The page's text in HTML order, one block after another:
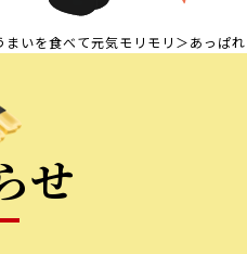
まいを食べて元気モリモリ＞あっぱ
せ